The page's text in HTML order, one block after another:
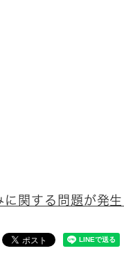
関する問題が発